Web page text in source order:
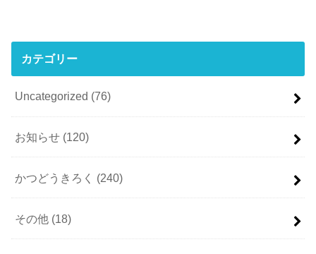
カテゴリー
Uncategorized (76)
お知らせ (120)
かつどうきろく (240)
その他 (18)